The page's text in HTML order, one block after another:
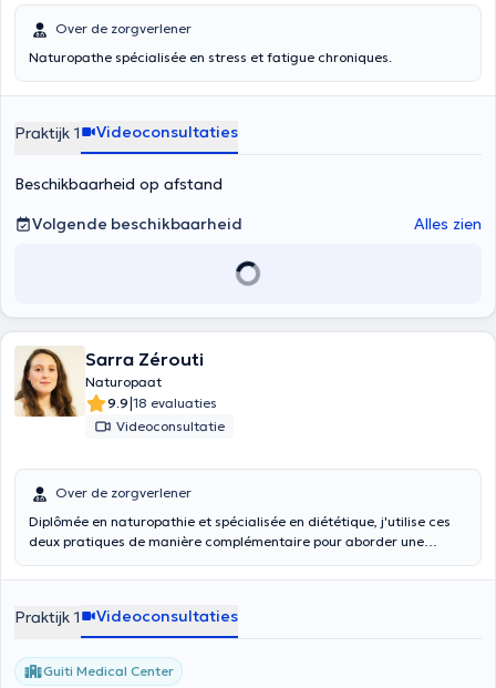
Over de zorgverlener
Praktijk 1 Videoconsultaties
Beschikbaarheid op afstand
Volgende beschikbaarheid
Alles zien
Sarra Zérouti
Naturopaat
9.9|18 evaluaties
Videoconsultatie
Over de zorgverlener
Diplômée en naturopathie et spécialisée en diététique, j'utilise ces
deux pratiques de manière complémentaire pour aborder une
traditionnelle occidentale naturelle reconnue par l'OMS, et de la
accompagnement personnalisée, en fonction de votre terrain, pour
vous aider à retrouver votre vitalité et votre équilibre tant physique
que psychique et émotionnel. N'hésitez pas à me contacter au
0487/ 34 37 65
Praktijk 1 Videoconsultaties
Guiti Medical Center